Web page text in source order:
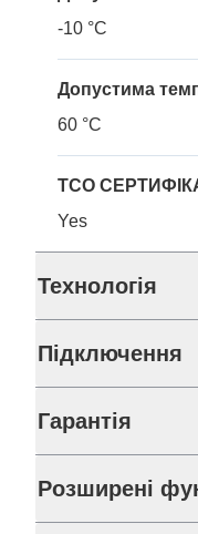
-10 °C
Допустима
60 °C
TCO
Yes
Технологія
Підключення
Гарантія
Розширені